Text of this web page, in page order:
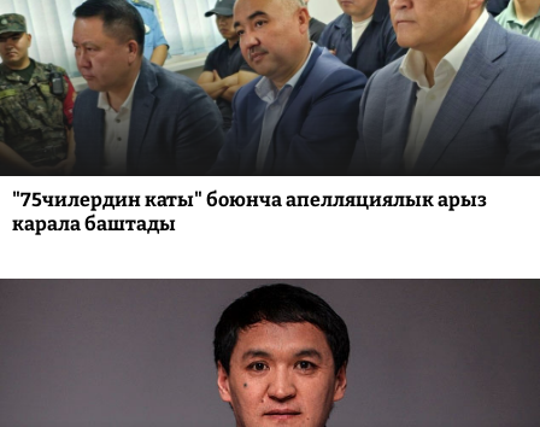
"75чилердин каты" боюнча апелляциялык арыз
карала баштады